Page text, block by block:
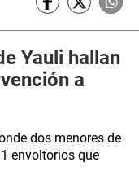
Yauli hallan
a
dos menores de
envoltorios que